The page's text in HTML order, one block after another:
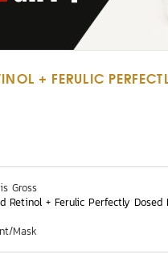
+ FERULIC
Gross
Retinol + Ferulic Perfectly
Mask